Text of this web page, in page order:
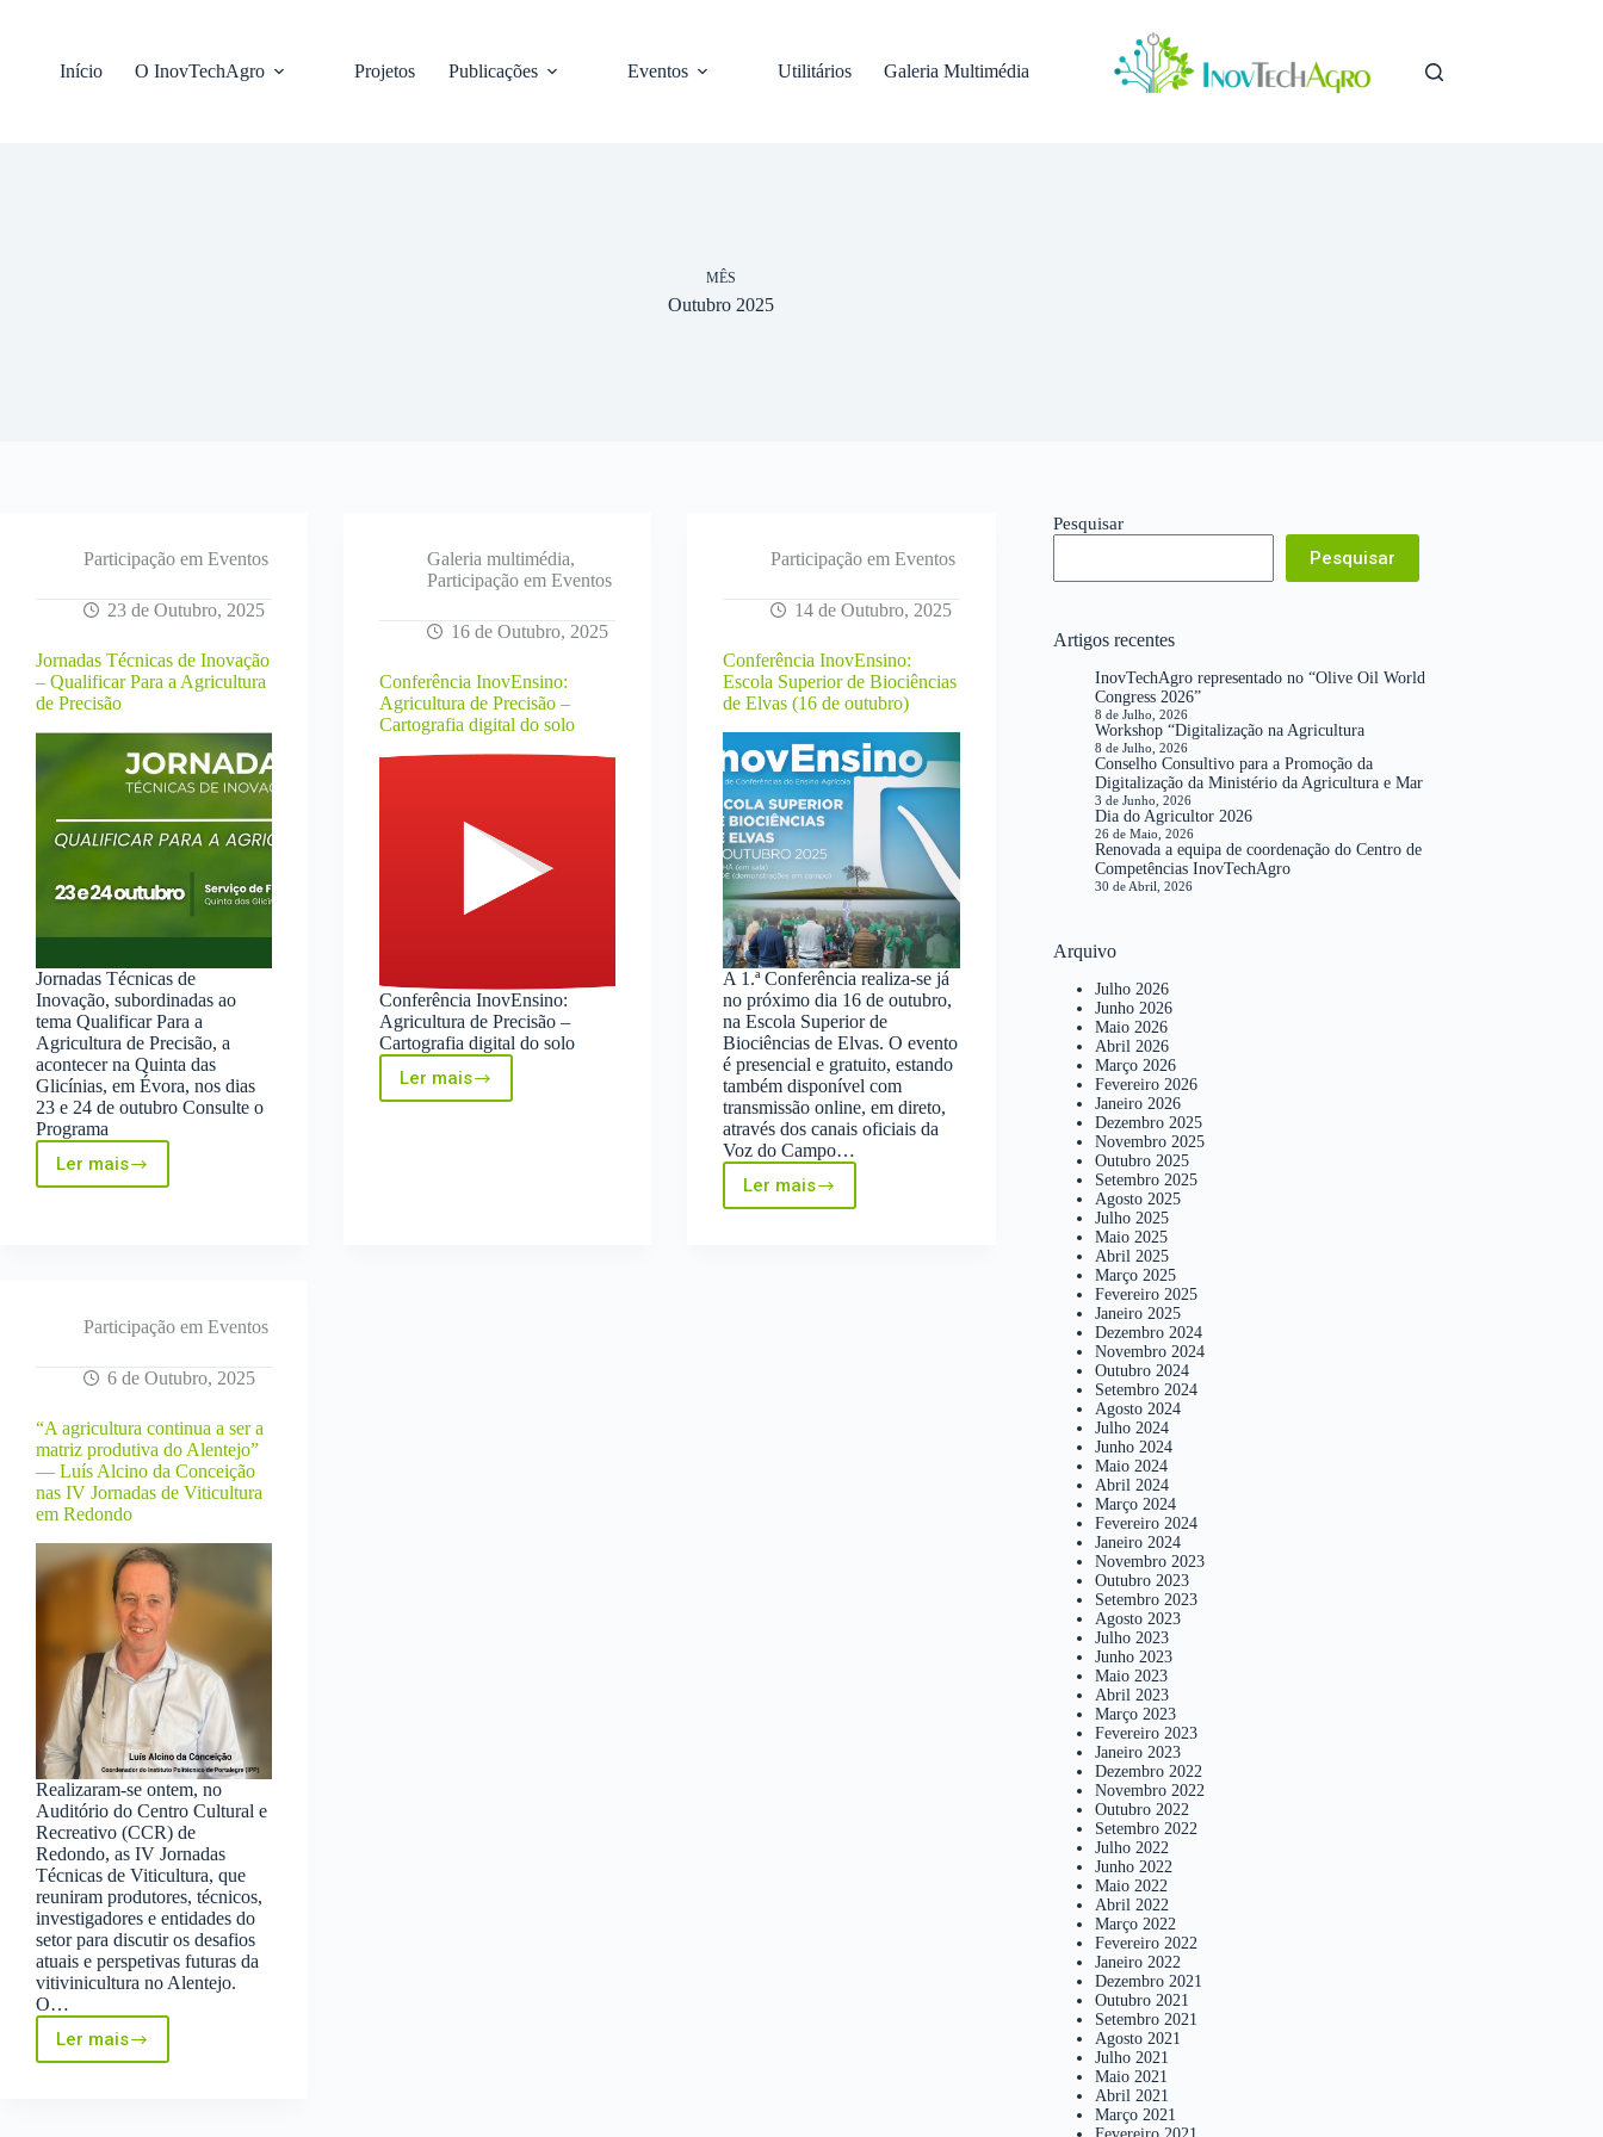
conteúdoInício O InovTechAgro Projetos Publicações Eventos Utilitários Galeria Multimédia
MÊS
Outubro 2025
Participação em Eventos
23 de Outubro, 2025
Jornadas Técnicas de Inovação
– Qualificar Para a Agricultura
de Precisão
Jornadas Técnicas de
Inovação, subordinadas ao
tema Qualificar Para a
Agricultura de Precisão, a
acontecer na Quinta das
Glicínias, em Évora, nos dias
23 e 24 de outubro Consulte o
Programa
Ler maisJornadas
Técnicas
a
de
Precisão
Galeria multimédia,
Participação em Eventos
16 de Outubro, 2025
Conferência InovEnsino:
Agricultura de Precisão –
Cartografia digital do solo
Conferência InovEnsino:
Agricultura de Precisão –
Cartografia digital do solo
Ler maisConferência
InovEnsino:
Participação em Eventos
14 de Outubro, 2025
Conferência InovEnsino:
Escola Superior de Biociências
de Elvas (16 de outubro)
A 1.ª Conferência realiza-se já
no próximo dia 16 de outubro,
na Escola Superior de
Biociências de Elvas. O evento
é presencial e gratuito, estando
também disponível com
transmissão online, em direto,
através dos canais oficiais da
Voz do Campo…
Ler maisConferência
InovEnsino:
Participação em Eventos
6 de Outubro, 2025
“A agricultura continua a ser a
matriz produtiva do Alentejo”
— Luís Alcino da Conceição
nas IV Jornadas de Viticultura
em Redondo
Realizaram‑se ontem, no
Auditório do Centro Cultural e
Recreativo (CCR) de
Redondo, as IV Jornadas
Técnicas de Viticultura, que
reuniram produtores, técnicos,
investigadores e entidades do
setor para discutir os desafios
atuais e perspetivas futuras da
vitivinicultura no Alentejo.
O…
Ler mais
“A
agricultura
Pesquisar
Pesquisar
Artigos recentes
InovTechAgro representado no “Olive Oil World
Congress 2026”
8 de Julho, 2026
Workshop “Digitalização na Agricultura
8 de Julho, 2026
Conselho Consultivo para a Promoção da
Digitalização da Ministério da Agricultura e Mar
3 de Junho, 2026
Dia do Agricultor 2026
26 de Maio, 2026
Renovada a equipa de coordenação do Centro de
Competências InovTechAgro
30 de Abril, 2026
Arquivo
Julho 2026
Junho 2026
Maio 2026
Abril 2026
Março 2026
Fevereiro 2026
Janeiro 2026
Dezembro 2025
Novembro 2025
Outubro 2025
Setembro 2025
Agosto 2025
Julho 2025
Maio 2025
Abril 2025
Março 2025
Fevereiro 2025
Janeiro 2025
Dezembro 2024
Novembro 2024
Outubro 2024
Setembro 2024
Agosto 2024
Julho 2024
Junho 2024
Maio 2024
Abril 2024
Março 2024
Fevereiro 2024
Janeiro 2024
Novembro 2023
Outubro 2023
Setembro 2023
Agosto 2023
Julho 2023
Junho 2023
Maio 2023
Abril 2023
Março 2023
Fevereiro 2023
Janeiro 2023
Dezembro 2022
Novembro 2022
Outubro 2022
Setembro 2022
Julho 2022
Junho 2022
Maio 2022
Abril 2022
Março 2022
Fevereiro 2022
Janeiro 2022
Dezembro 2021
Outubro 2021
Setembro 2021
Agosto 2021
Julho 2021
Maio 2021
Abril 2021
Março 2021